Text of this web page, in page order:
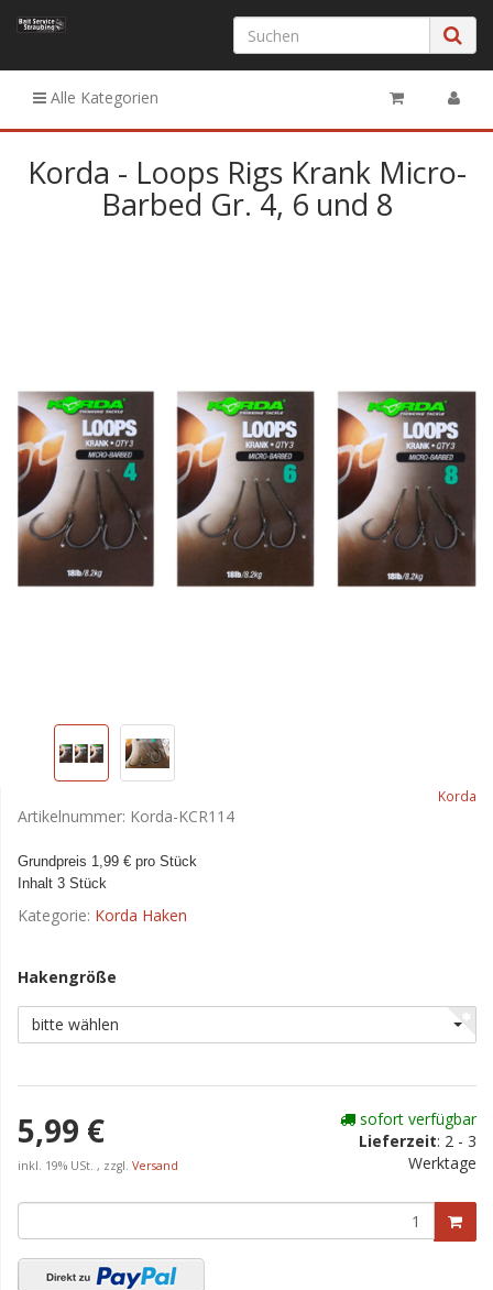
Alle Kategorien
Korda - Loops Rigs Krank Micro-
Barbed Gr. 4, 6 und 8
Korda
Artikelnummer: Korda-KCR114
Grundpreis 1,99 € pro Stück
Inhalt 3 Stück
Kategorie: Korda Haken
Hakengröße
bitte wählen
5,99 €
inkl. 19% USt. , zzgl. Versand
sofort verfügbar
Lieferzeit: 2 - 3
Werktage